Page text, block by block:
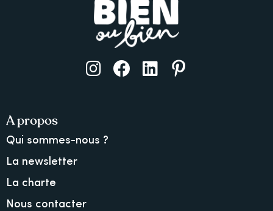
A propos
Qui sommes-nous ?
La newsletter
La charte
Nous contacter